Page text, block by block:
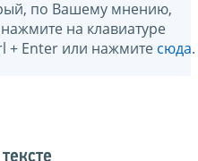
по Вашему мнению,
на клавиатуре
+ Enter или нажмите сюда.